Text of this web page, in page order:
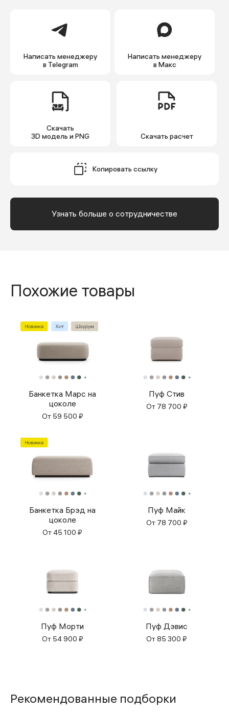
Написать менеджеру
в Telegram
Написать менеджеру
в Макс
Скачать
3D модель и PNG
Cкачать расчет
Копировать ссылку
Узнать больше о сотрудничестве
Похожие товары
Банкетка Марс на
цоколе
От 59 500 ₽
Пуф Стив
От 78 700 ₽
Банкетка Брэд на
цоколе
От45 100 ₽
Пуф Майк
От 78 700 ₽
Пуф Морти
От 54 900 ₽
Пуф Дэвис
От85 300 ₽
Рекомендованные подборки